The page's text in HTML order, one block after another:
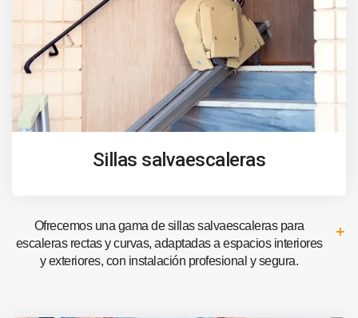
Sillas salvaescaleras
Ofrecemos una gama de sillas salvaescaleras para
escaleras rectas y curvas, adaptadas a espacios interiores
y exteriores, con instalación profesional y segura.